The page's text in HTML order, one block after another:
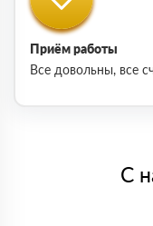
Приём работы
Все довольны, все
С